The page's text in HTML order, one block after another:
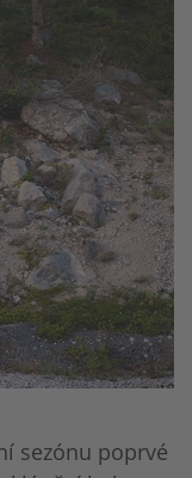
sezónu poprvé